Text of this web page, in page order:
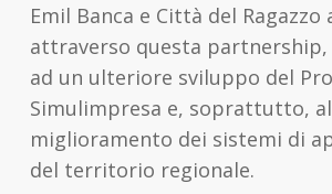
Emil Banca e Città del Ragazzo
attraverso questa
ad un ulteriore sviluppo del
Simulimpresa e, soprattutto, al
miglioramento dei sistemi di
del territorio regionale.